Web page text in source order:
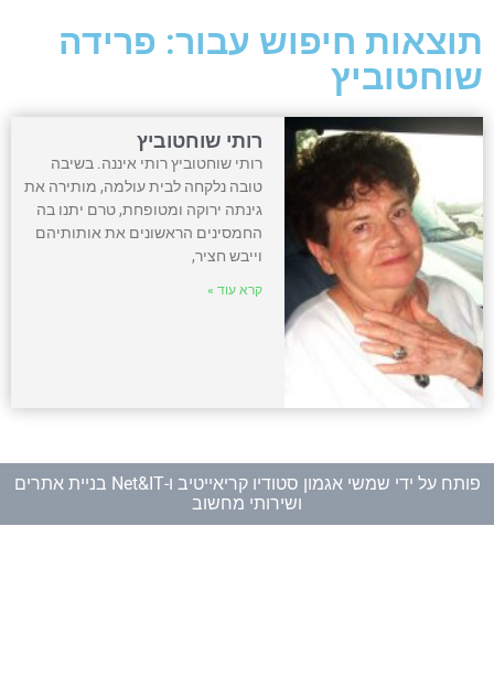
תוצאות חיפוש עבור: פרידה
שוחטוביץ
רותי שוחטוביץ
רותי שוחטוביץ רותי איננה. בשיבה
טובה נלקחה לבית עולמה, מותירה את
גינתה ירוקה ומטופחת, טרם יתנו בה
החמסינים הראשונים את אותותיהם
וייבש חציר,
קרא עוד »
פותח על ידי שמשי אגמון סטודיו קריאייטיב ו-
Net&IT בניית אתרים
ושירותי מחשוב